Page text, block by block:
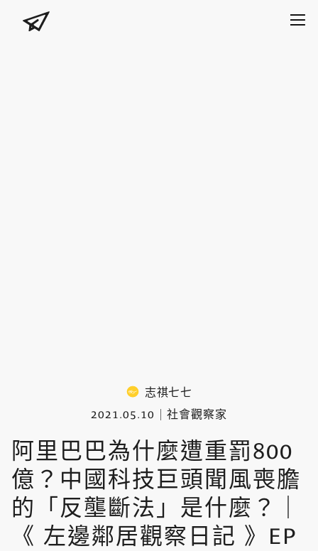
志祺七七
2021.05.10
社會觀察家
阿里巴巴為什麼遭重罰800
億？中國科技巨頭聞風喪膽
的「反壟斷法」是什麼？｜
《 左邊鄰居觀察日記 》EP